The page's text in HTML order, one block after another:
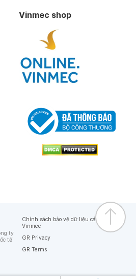
Vinmec shop
ty
tế
Chính sách bảo vệ dữ liệu cá nhân của
Vinmec
GR Privacy
GR Terms